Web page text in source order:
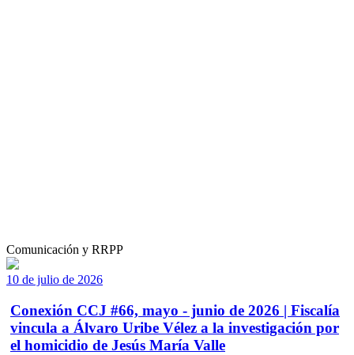
Comunicación y RRPP
10 de julio de 2026
Conexión CCJ #66, mayo - junio de 2026 | Fiscalía
vincula a Álvaro Uribe Vélez a la investigación por
el homicidio de Jesús María Valle